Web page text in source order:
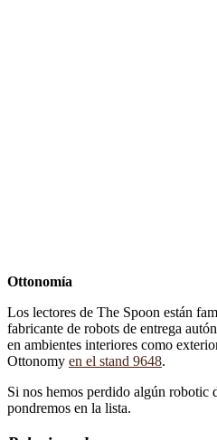
Ottonomía
Los lectores de The Spoon están
fabricante de robots de entrega
en ambientes interiores como
Ottonomy en el stand 9648.
Si nos hemos perdido algún robotic
pondremos en la lista.